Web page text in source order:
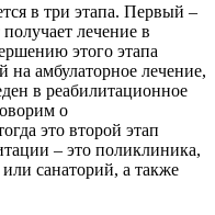
в три этапа. Первый –
лечение в
этого этапа
амбулаторное лечение,
в реабилитационное
о
это второй этап
– это поликлиника,
санаторий, а также